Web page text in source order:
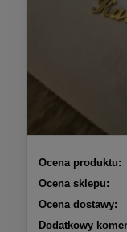
Ocena produktu:
Ocena sklepu:
Ocena dostawy:
Dodatkowy